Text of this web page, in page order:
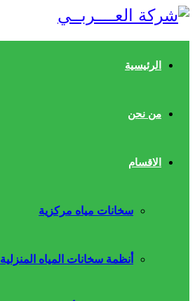
الرئيسية
من نحن
الاقسام
سخانات مياه مركزية
أنظمة سخانات المياه المنزلية